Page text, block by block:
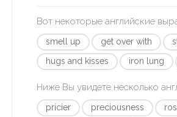
Вот некоторые английские
smell up get over with
hugs and kisses
iron lung
Ниже Вы увидете несколько
pricier preciousness